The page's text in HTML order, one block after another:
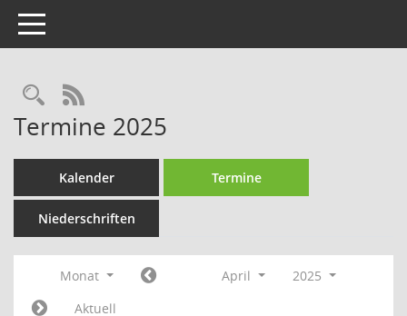
Toggle navigation
Rechercheauswahl
RSS-Feed
Termine 2025
Kalender Termine
Niederschriften
Monat April
2025
Aktuell